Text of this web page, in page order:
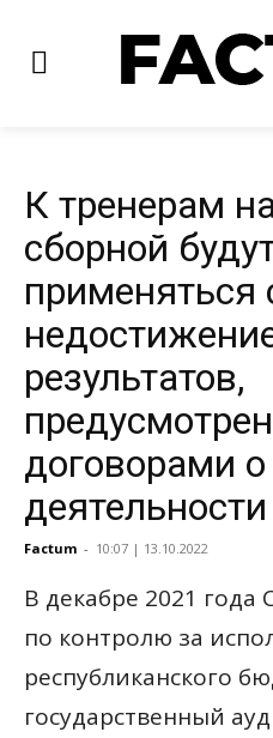
К тренерам
сборной
применяться
результатов,
договорами
деятельности
Factum - 10:07 | 13.10.2022
В декабре 2021
по контролю за
республиканского
государственный